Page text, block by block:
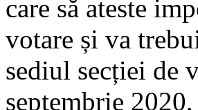
care să ateste
votare și va
sediul secției de
septembrie